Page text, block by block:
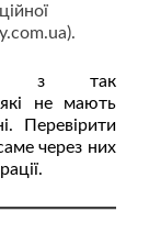
з так
не мають
Перевірити
через них